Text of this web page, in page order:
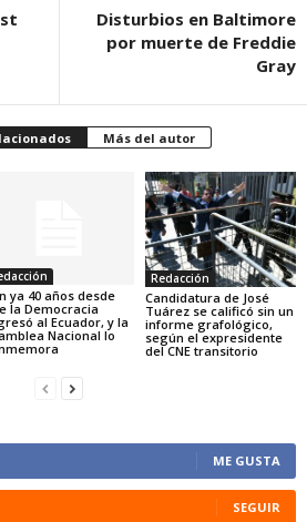
Disturbios en Baltimore
por muerte de Freddie
Gray
Más del autor
ya 40 años desde
la Democracia
al Ecuador, y la
Nacional lo
Redacción
Candidatura de José
Tuárez se calificó sin un
informe grafológico,
según el expresidente
del CNE transitorio
ME GUSTA
SEGUIR